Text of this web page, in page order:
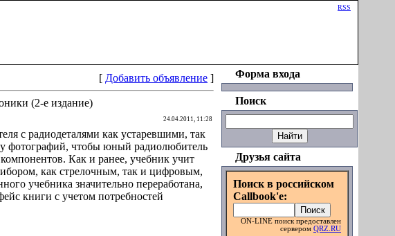
RSS
[ Добавить объявление ]
(2-е издание)
24.04.2011, 11:28
с радиодеталями как устаревшими, так
фотографий, чтобы юный радиолюбитель
Как и ранее, учебник учит
как стрелочным, так и цифровым,
учебника значительно переработана,
книги с учетом потребностей
Форма входа
Поиск
Друзья сайта
Поиск в российском
Callbook'e:
ON-LINE поиск предоставлен
сервером QRZ.RU